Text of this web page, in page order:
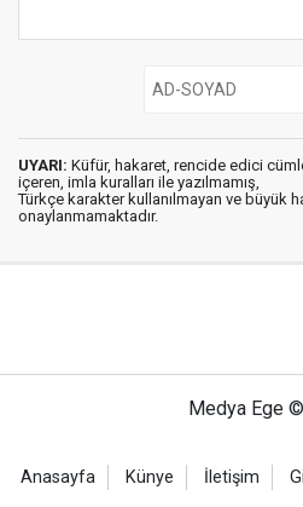
UYARI: Küfür, hakaret, rencide edici
içeren, imla kuralları ile yazılmamış,
Türkçe karakter kullanılmayan ve büyük
onaylanmamaktadır.
Medya Ege
Anasayfa Künye İletişim